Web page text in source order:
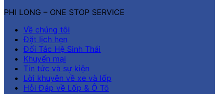
PHI LONG – ONE STOP SERVICE
Về chúng tôi
Đặt lịch hẹn
Đối Tác Hệ Sinh Thái
Khuyến mại
Tin tức và sự kiện
Lời khuyên về xe và lốp
Hỏi Đáp về Lốp & Ô Tô